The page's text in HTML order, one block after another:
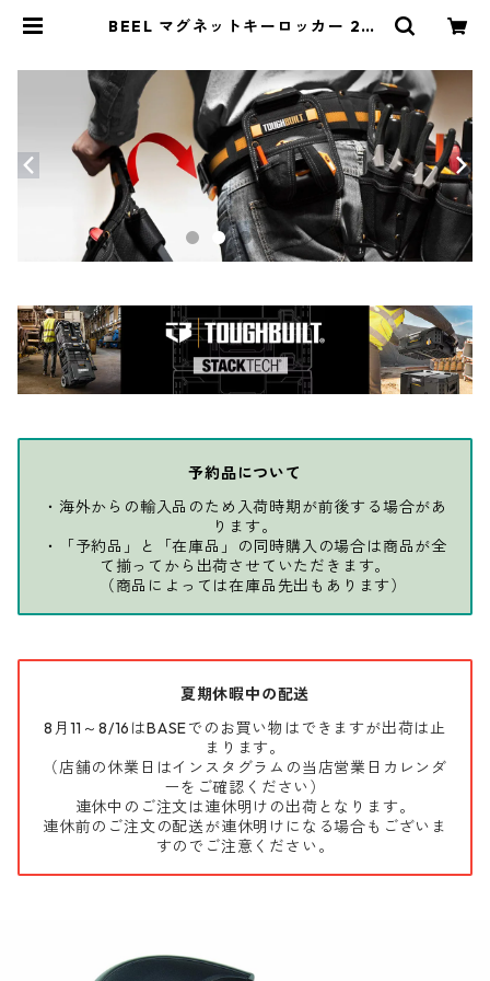
BEEL マグネットキーロッカー 22-
予約品について
・海外からの輸入品のため入荷時期が前後する場合があ
ります。
・「予約品」と「在庫品」の同時購入の場合は商品が全
て揃ってから出荷させていただきます。
（商品によっては在庫品先出もあります）
夏期休暇中の配送
8月11～8/16はBASEでのお買い物はできますが出荷は止
まります。
（店舗の休業日はインスタグラムの当店営業日カレンダ
ーをご確認ください）
連休中のご注文は連休明けの出荷となります。
連休前のご注文の配送が連休明けになる場合もございま
すのでご注意ください。